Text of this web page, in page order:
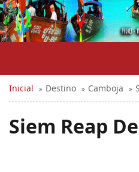
Inicial Destino Camboja
Siem Reap